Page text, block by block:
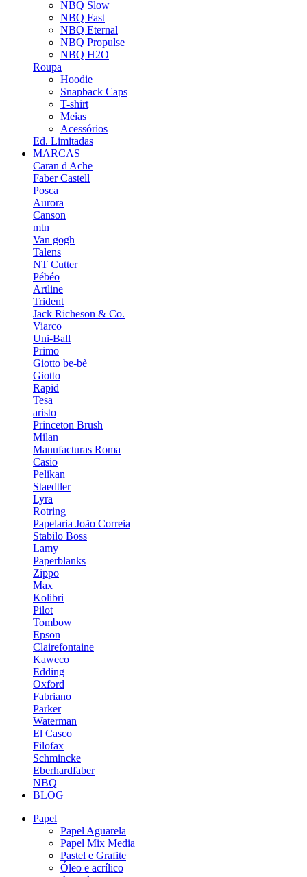
NBQ Slow
NBQ Fast
NBQ Eternal
NBQ Propulse
NBQ H2O
Roupa
Hoodie
Snapback Caps
T-shirt
Meias
Acessórios
Ed. Limitadas
MARCAS
Caran d Ache
Faber Castell
Posca
Aurora
Canson
mtn
Van gogh
Talens
NT Cutter
Pébéo
Artline
Trident
Jack Richeson & Co.
Viarco
Uni-Ball
Primo
Giotto be-bè
Giotto
Rapid
Tesa
aristo
Princeton Brush
Milan
Manufacturas Roma
Casio
Pelikan
Staedtler
Lyra
Rotring
Papelaria João Correia
Stabilo Boss
Lamy
Paperblanks
Zippo
Max
Kolibri
Pilot
Tombow
Epson
Clairefontaine
Kaweco
Edding
Oxford
Fabriano
Parker
Waterman
El Casco
Filofax
Schmincke
Eberhardfaber
NBQ
BLOG
Papel
Papel Aguarela
Papel Mix Media
Pastel e Grafite
Óleo e acrílico